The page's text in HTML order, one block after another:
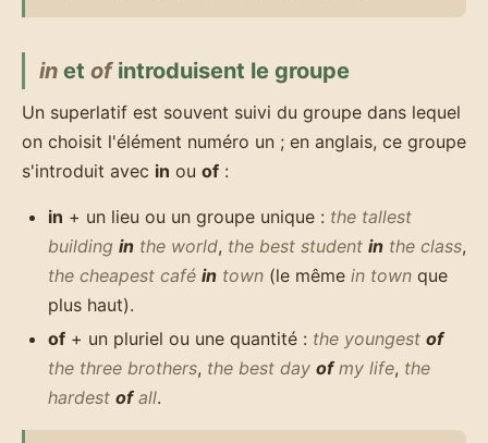
inet ofintroduisent le groupe
Un superlatif est souvent suivi du groupe dans lequel
on choisit l'élément numéro un ; en anglais, ce groupe
s'introduit avec in ou of :
in + un lieu ou un groupe unique : the tallest
building in the world, the best student in the class,
the cheapest café in town (le même in town que
plus haut).
of + un pluriel ou une quantité : the youngest of
the three brothers, the best day ofmy life, the
hardest ofall.